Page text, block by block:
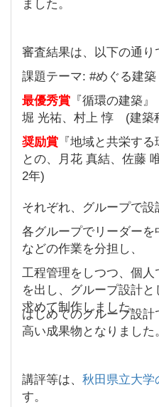
ました。
審査結果は、以下の通り
課題テーマ: #めぐる建築
最優秀賞 『循環の建築
堀 光祐、村上 惇 (建築
奨励賞 『地域と共栄す
との、月花 真結、佐藤
2年)
それぞれ、グループで設
各グループでリーダー
などの作業を分担し、
工程管理をしつつ、個
を出し、グループ設計
求めて制作しました。
はじめてのグループ設
高い成果物となりました
講評等は、 秋田県立大学
す。